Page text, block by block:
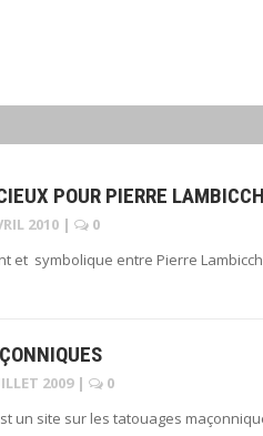
POUR PIERRE
2010 |
0
et symbolique entre Pierre
2009 |
0
un site sur les tatouages